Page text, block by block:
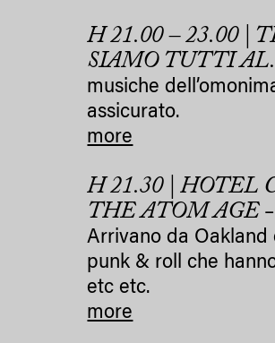
H 21.00 – 23.00 |
SIAMO TUTTI
musiche
assicurato.
more
H 21.30 | HOTEL
THE ATOM AGE
Arrivano da Oakland
punk & roll che
etc etc.
more